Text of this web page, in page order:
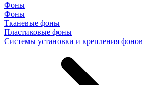
Фоны
Фоны
Тканевые фоны
Пластиковые фоны
Системы установки и крепления фонов